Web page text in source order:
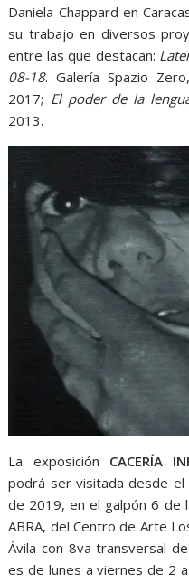
Daniela Chappard en
su trabajo en diversos
entre las que destacan:
08-18. Galería Spazio
2017; El poder de la
2013.
La exposición CACERÍA
podrá ser visitada desde
de 2019, en el galpón 6 de
ABRA, del Centro de Arte
Ávila con 8va transversal
es de lunes a viernes de 2